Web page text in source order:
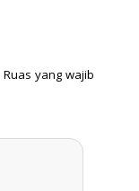
Ruas yang wajib